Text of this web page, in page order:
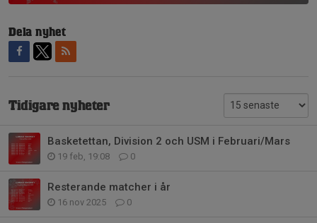
Dela nyhet
Tidigare nyheter
Basketettan, Division 2 och USM i Februari/Mars
19 feb, 19:08 0
Resterande matcher i år
16 nov 2025 0